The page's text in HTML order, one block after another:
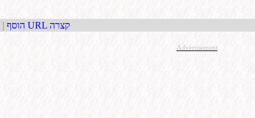
הוסף | קבל כתובת URL קצרה
Advertisement